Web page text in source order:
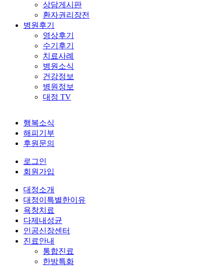
상담게시판
환자권리장전
병원후기
영상후기
수기후기
치료사례
병원소식
건강정보
병원정보
대정 TV
행복소식
해피기부
후원문의
로그인
회원가입
대정소개
대정이특별한이유
욕창치료
다제내성균
인공신장센터
진료안내
통합진료
한방특화